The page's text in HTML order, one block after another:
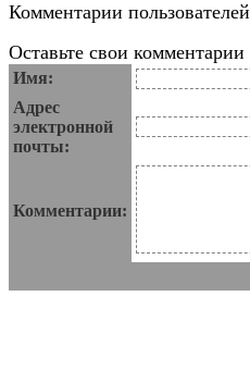
Комментарии пользователей
Оставьте свои комментарии
Имя:
Адрес
электронной
почты:
Комментарии: